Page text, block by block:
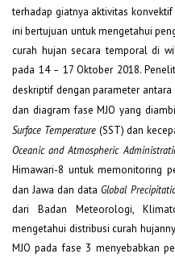
terhadap giatnya aktivitas
ini bertujuan untuk mengetahui
curah hujan secara temporal di
pada 14 – 17 Oktober 2018.
deskriptif dengan parameter antara
dan diagram fase MJO yang
Surface Temperature (SST) dan
Oceanic and Atmospheric
Himawari-8 untuk memonitoring
dan Jawa dan data Global
dari Badan Meteorologi,
mengetahui distribusi curah
MJO pada fase 3 menyebabkan